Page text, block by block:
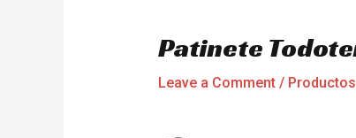
Patinete
Leave a Comment / Productos